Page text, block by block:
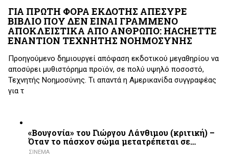
ΓΙΑ ΠΡΩΤΗ ΦΟΡΑ ΕΚΔΟΤΗΣ ΑΠΕΣΥΡΕ
ΒΙΒΛΙΟ ΠΟΥ ΔΕΝ ΕΙΝΑΙ ΓΡΑΜΜΕΝΟ
ΑΠΟΚΛΕΙΣΤΙΚΑ ΑΠΟ ΑΝΘΡΩΠΟ: HACHETTE
ΕΝΑΝΤΙΟΝ ΤΕΧΝΗΤΗΣ ΝΟΗΜΟΣΥΝΗΣ
Προηγούμενο δημιουργεί απόφαση εκδοτικού μεγαθηρίου να
αποσύρει μυθιστόρημα προϊόν, σε πολύ υψηλό ποσοστό,
Τεχνητής Νοημοσύνης. Τι απαντά η Αμερικανίδα συγγραφέας
για τ
«Βουγονία» του Γιώργου Λάνθιμου (κριτική) –
Όταν το πάσχον σώμα μετατρέπεται σε…
ΣΙΝΕΜΑ